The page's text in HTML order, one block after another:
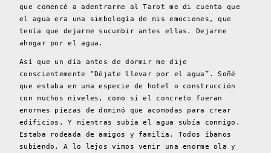
que comencé a adentrarme al Tarot me di cuenta que
el agua era una simbología de mis emociones, que
tenía que dejarme sucumbir antes ellas. Dejarme
ahogar por el agua.
Así que un día antes de dormir me dije
conscientemente “Déjate llevar por el agua”. Soñé
que estaba en una especie de hotel o construcción
con muchos niveles, como si el concreto fueran
enormes piezas de dominó que acomodas para crear
edificios. Y mientras subía el agua subía conmigo.
Estaba rodeada de amigos y familia. Todos íbamos
subiendo. A lo lejos vimos venir una enorme ola y